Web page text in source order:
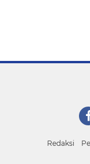
Redaksi